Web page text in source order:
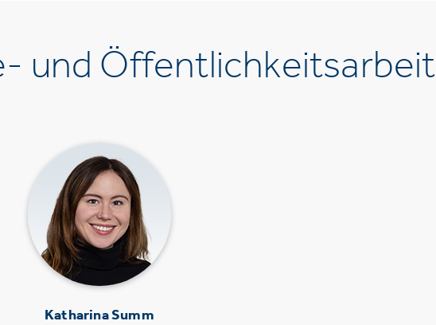
und Öffentlichkeitsarbeit
Katharina Summ